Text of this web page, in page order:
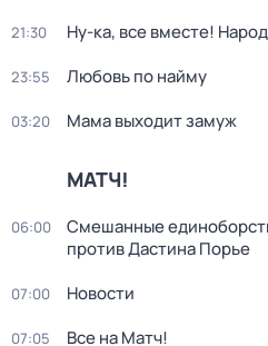
21:30 Ну-ка, все вместе!
23:55 Любовь по найму
03:20 Мама выходит замуж
МАТЧ!
06:00
Смешанные
против Дастина Порье
07:00 Новости
07:05 Все на Матч!